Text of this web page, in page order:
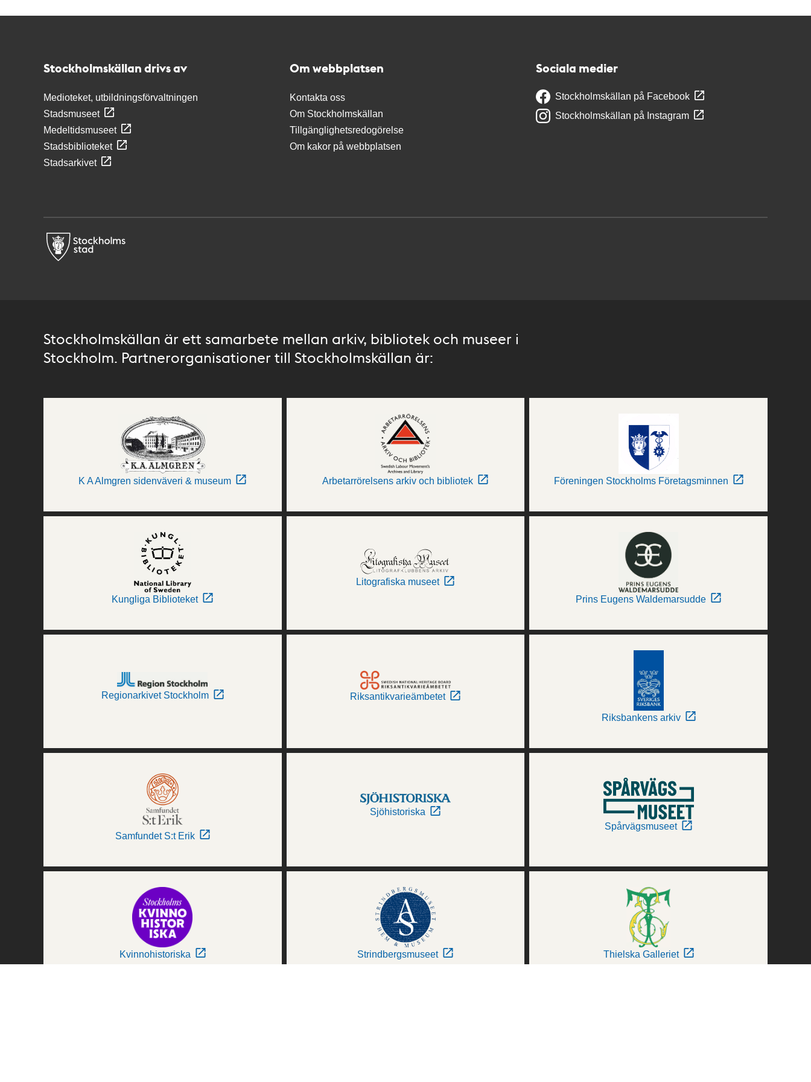
Stockholmskällan drivs av
Medioteket, utbildningsförvaltningen
Stadsmuseet
Medeltidsmuseet
Stadsbiblioteket
Stadsarkivet
Om webbplatsen
Kontakta oss
Om Stockholmskällan
Tillgänglighetsredogörelse
Om kakor på webbplatsen
Sociala medier
Stockholmskällan på Facebook
Stockholmskällan på Instagram
Stockholmskällan är ett samarbete mellan arkiv, bibliotek och museer i
Stockholm. Partnerorganisationer till Stockholmskällan är:
K A Almgren sidenväveri & museum Arbetarrörelsens arkiv och bibliotek Föreningen Stockholms Företagsminnen
Kungliga Biblioteket
Litografiska museet
Prins Eugens Waldemarsudde
Regionarkivet Stockholm Riksantikvarieämbetet
Riksbankens arkiv
Samfundet S:t Erik
Sjöhistoriska
Spårvägsmuseet
Kvinnohistoriska Strindbergsmuseet Thielska Galleriet